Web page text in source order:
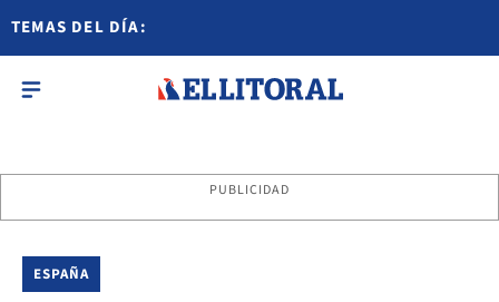
TEMAS DEL DÍA:
PUBLICIDAD
ESPAÑA